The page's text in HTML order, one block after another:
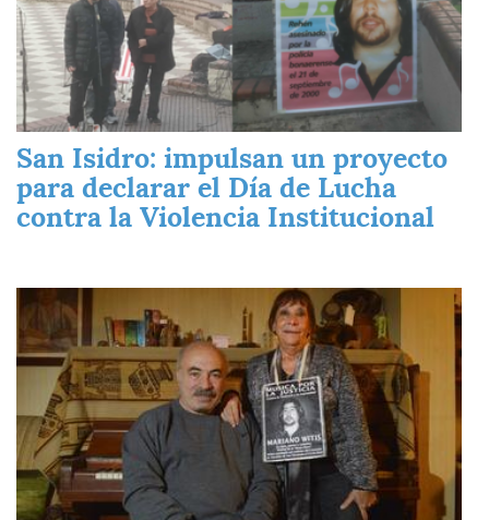
San Isidro: impulsan un proyecto
para declarar el Día de Lucha
contra la Violencia Institucional
Imagen